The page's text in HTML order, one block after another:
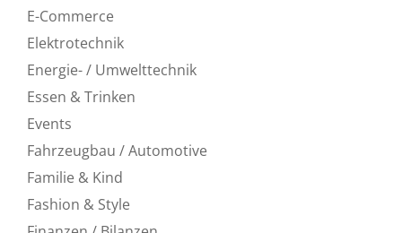
E-Commerce
Elektrotechnik
Energie- / Umwelttechnik
Essen & Trinken
Events
Fahrzeugbau / Automotive
Familie & Kind
Fashion & Style